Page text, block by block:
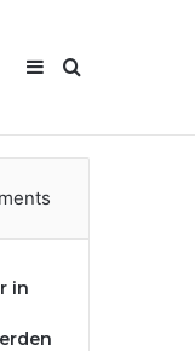
SidebarSearch for
in